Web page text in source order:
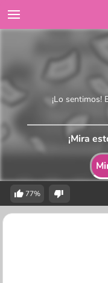
¡Lo sentimos!
¡Mira
77%